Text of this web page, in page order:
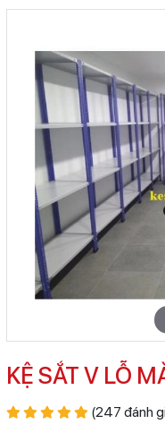
KỆ SẮT V LỖ
(247 đánh